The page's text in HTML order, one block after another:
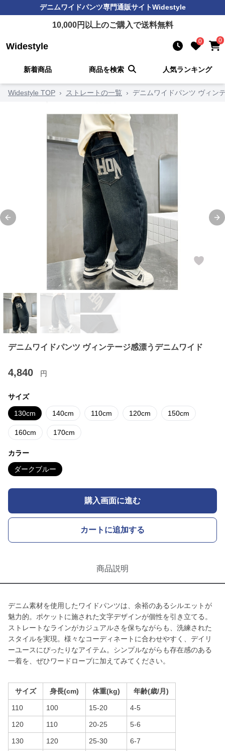
デニムワイドパンツ専門通販サイトWidestyle
10,000円以上のご購入で送料無料
Widestyle 0 0
新着商品 商品を検索 人気ランキング
Widestyle TOP › ストレートの一覧 › デニムワイドパンツ ヴィン
Previous slide
デニムワイドパンツ ヴィンテージ感漂うデニムワイド
4,840 円
サイズ
130cm 140cm 110cm 120cm 150cm
160cm 170cm
カラー
ダークブルー
購入画面に進む
カートに追加する
商品説明
デニム素材を使用したワイドパンツは、余裕のあるシルエットが
魅力的。ポケットに施された文字デザインが個性を引き立てる。
ストレートなラインがカジュアルさを保ちながらも、洗練された
スタイルを実現。様々なコーディネートに合わせやすく、デイリ
ーユースにぴったりなアイテム。シンプルながらも存在感のある
一着を、ぜひワードローブに加えてみてください。
サイズ 身長(cm) 体重(kg) 年齢(歳/月)
110 100 15-20 4-5
120 110 20-25 5-6
130 120 25-30 6-7